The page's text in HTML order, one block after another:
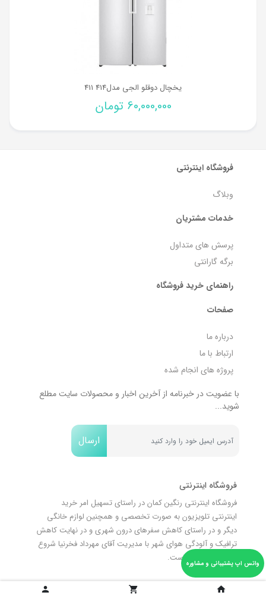
یخچال دوقلو الجی مدل414 411
60,000,000 تومان
فروشگاه اینترنتی
وبلاگ
خدمات مشتریان
پرسش های متداول
برگه گارانتی
راهنمای خرید فروشگاه
صفحات
درباره ما
ارتباط با ما
پروژه های انجام شده
با عضویت در خبرنامه از آخرین اخبار و محصولات سایت مطلع
شوید...
ارسال
فروشگاه اینترنتی
فروشگاه اینترنتی رنگین کمان در راستای تسهیل امر خرید
اینترنتی تلویزیون به صورت تخصصی و همچنین لوازم خانگی
دیگر و در راستای کاهش سفرهای درون شهری و در نهایت کاهش
ترافیک و آلودگی هوای شهر با مدیریت آقای مهرداد فخرنیا شروع
به فعالیت نموده است.
واتس اپ پشتیبانی و مشاوره